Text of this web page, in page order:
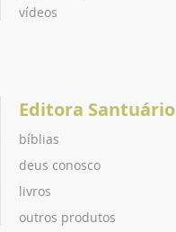
vídeos
Editora Santuário
bíblias
deus conosco
livros
outros produtos